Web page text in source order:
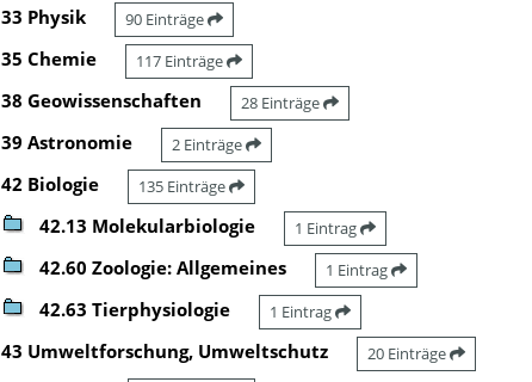
33 Physik 90 Einträge
35 Chemie 117 Einträge
38 Geowissenschaften 28 Einträge
39 Astronomie 2 Einträge
42 Biologie 135 Einträge
42.13 Molekularbiologie 1 Eintrag
42.60 Zoologie: Allgemeines 1 Eintrag
42.63 Tierphysiologie 1 Eintrag
43 Umweltforschung, Umweltschutz 20 Einträge